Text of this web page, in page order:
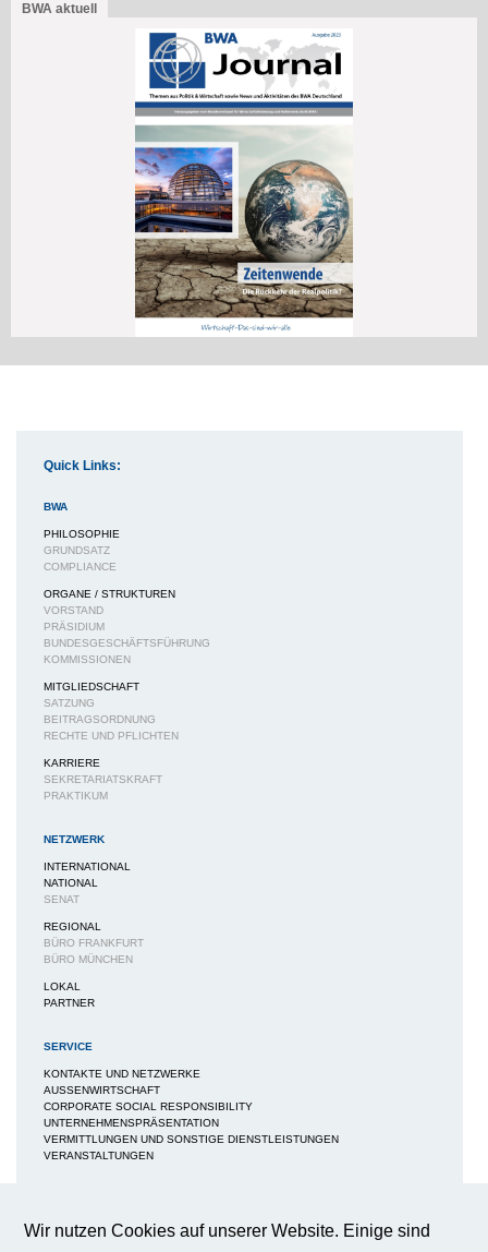
BWA aktuell
Quick Links:
BWA
PHILOSOPHIE
GRUNDSATZ
COMPLIANCE
ORGANE / STRUKTUREN
VORSTAND
PRÄSIDIUM
BUNDESGESCHÄFTSFÜHRUNG
KOMMISSIONEN
MITGLIEDSCHAFT
SATZUNG
BEITRAGSORDNUNG
RECHTE UND PFLICHTEN
KARRIERE
SEKRETARIATSKRAFT
PRAKTIKUM
NETZWERK
INTERNATIONAL
NATIONAL
SENAT
REGIONAL
BÜRO FRANKFURT
BÜRO MÜNCHEN
LOKAL
PARTNER
SERVICE
KONTAKTE UND NETZWERKE
AUSSENWIRTSCHAFT
CORPORATE SOCIAL RESPONSIBILITY
UNTERNEHMENSPRÄSENTATION
VERMITTLUNGEN UND SONSTIGE DIENSTLEISTUNGEN
VERANSTALTUNGEN
NEWS / BERICHTE / ARTIKEL
Wir nutzen Cookies auf unserer Website. Einige sind